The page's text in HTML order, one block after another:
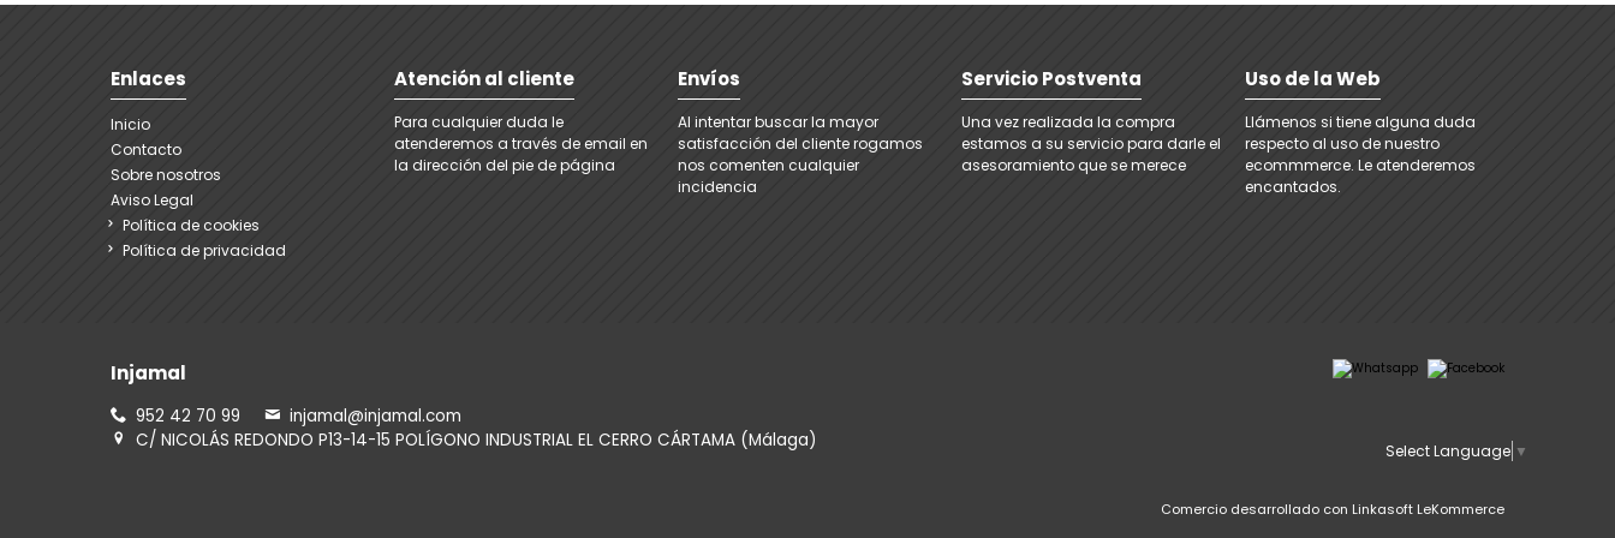
Enlaces
Inicio
Contacto
Sobre nosotros
Aviso Legal
Política de cookies
Política de privacidad
Atención al cliente
Para cualquier duda le
atenderemos a través de email en
la dirección del pie de página
Envíos
Al intentar buscar la mayor
satisfacción del cliente rogamos
nos comenten cualquier
incidencia
Servicio Postventa
Una vez realizada la compra
estamos a su servicio para darle el
asesoramiento que se merece
Uso de la Web
Llámenos si tiene alguna duda
respecto al uso de nuestro
ecommmerce. Le atenderemos
encantados.
Injamal
952 42 70 99
injamal@injamal.com
C/ NICOLÁS REDONDO P13-14-15 POLÍGONO INDUSTRIAL EL CERRO CÁRTAMA (Málaga)
Select Language ▼
Comercio desarrollado con Linkasoft LeKommerce